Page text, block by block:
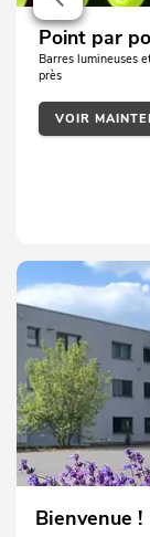
Point par
Barres lumineuses
près
VOIR
Bienvenue !